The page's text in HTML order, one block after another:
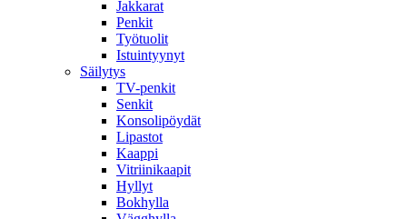
Jakkarat
Penkit
Työtuolit
Istuintyynyt
Säilytys
TV-penkit
Senkit
Konsolipöydät
Lipastot
Kaappi
Vitriinikaapit
Hyllyt
Bokhylla